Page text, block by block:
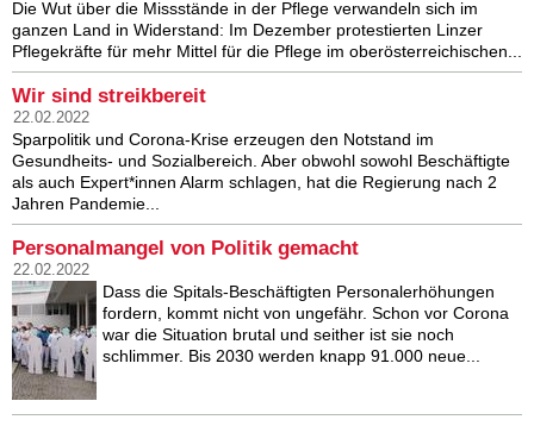
Die Wut über die Missstände in der Pflege verwandeln sich im
ganzen Land in Widerstand: Im Dezember protestierten Linzer
Pflegekräfte für mehr Mittel für die Pflege im oberösterreichischen...
Wir sind streikbereit
22.02.2022
Sparpolitik und Corona-Krise erzeugen den Notstand im
Gesundheits- und Sozialbereich. Aber obwohl sowohl Beschäftigte
als auch Expert*innen Alarm schlagen, hat die Regierung nach 2
Jahren Pandemie...
Personalmangel von Politik gemacht
22.02.2022
Dass die Spitals-Beschäftigten Personalerhöhungen
fordern, kommt nicht von ungefähr. Schon vor Corona
war die Situation brutal und seither ist sie noch
schlimmer. Bis 2030 werden knapp 91.000 neue...